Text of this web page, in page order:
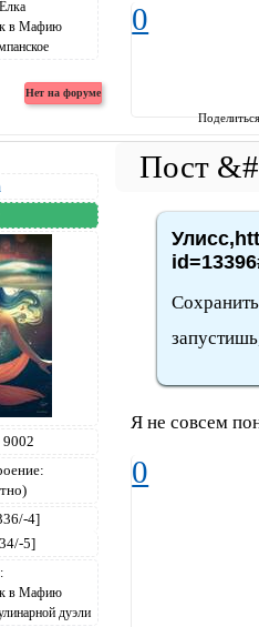
0
9002
4]
5]
Я не совсем
0